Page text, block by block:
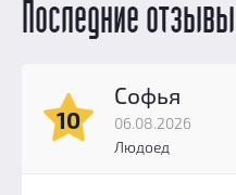
Последние отзывы
10
Софья
06.08.2026
Людоед